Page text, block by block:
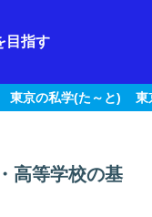
目指す
東京の私学(た～と) 東
高等学校の基